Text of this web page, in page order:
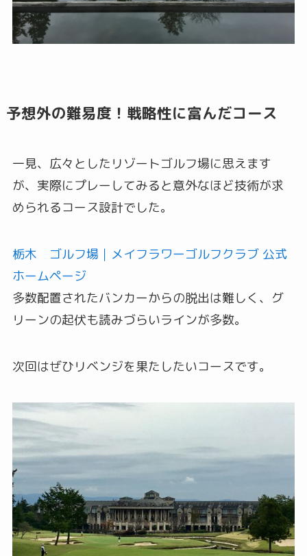
予想外の難易度！戦略性に富んだコース
一見、広々としたリゾートゴルフ場に思えます
が、実際にプレーしてみると意外なほど技術が求
められるコース設計でした。
栃木 ゴルフ場｜メイフラワーゴルフクラブ 公式
ホームページ
多数配置されたバンカーからの脱出は難しく、グ
リーンの起伏も読みづらいラインが多数。
次回はぜひリベンジを果たしたいコースです。